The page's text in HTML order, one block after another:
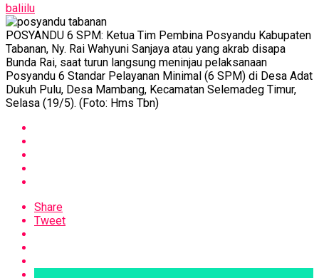
baliilu
POSYANDU 6 SPM: Ketua Tim Pembina Posyandu Kabupaten
Tabanan, Ny. Rai Wahyuni Sanjaya atau yang akrab disapa
Bunda Rai, saat turun langsung meninjau pelaksanaan
Posyandu 6 Standar Pelayanan Minimal (6 SPM) di Desa Adat
Dukuh Pulu, Desa Mambang, Kecamatan Selemadeg Timur,
Selasa (19/5). (Foto: Hms Tbn)
Share
Tweet